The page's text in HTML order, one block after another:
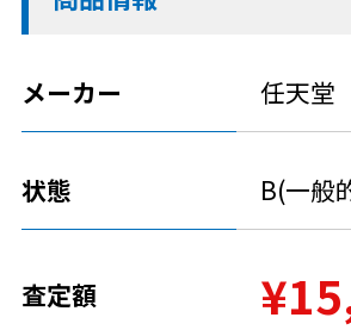
メーカー 任天堂
状態 B(一般
査定額